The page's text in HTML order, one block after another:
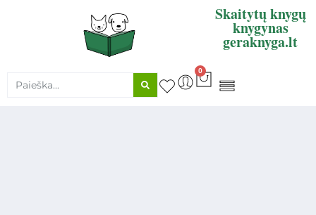
Skaitytų knygų
knygynas
geraknyga.lt
0